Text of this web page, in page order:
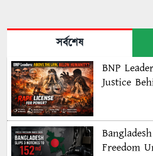
সর্বশেষ
BNP
Justice
Freedom